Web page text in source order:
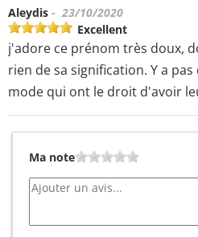
Aleydis - 23/10/2020
Excellent
j'adore ce prénom très doux,
rien de sa signification. Y a
mode qui ont le droit d'avoir
Ma note